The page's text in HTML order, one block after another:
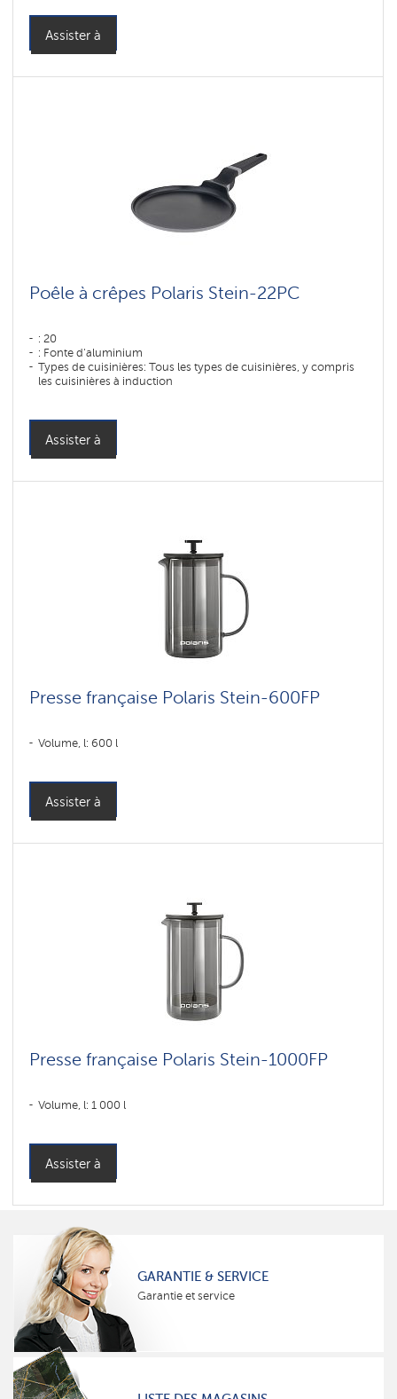
Assister à
Poêle à crêpes Polaris Stein-22PC
: 20
: Fonte d'aluminium
Types de cuisinières: Tous les types de cuisinières, y compris
les cuisinières à induction
Assister à
Presse française Polaris Stein-600FP
Volume, l: 600 l
Assister à
Presse française Polaris Stein-1000FP
Volume, l: 1 000 l
Assister à
GARANTIE & SERVICE
Garantie et service